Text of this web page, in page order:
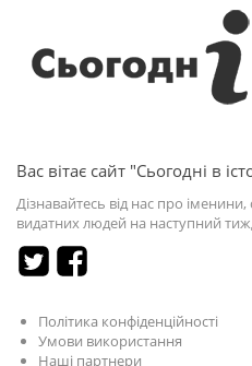
Вас вітає сайт "Сьогодні в
Дізнавайтесь від нас про іменини,
видатних людей на наступний
Політика конфіденційності
Умови використання
Наші партнери